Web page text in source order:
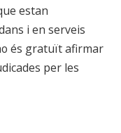
estan
i en serveis
és gratuït afirmar
per les